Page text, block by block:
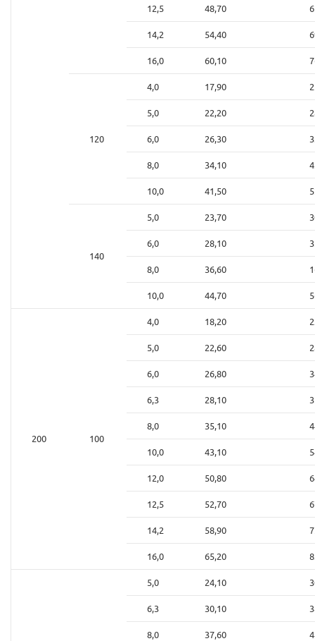
12,5 48,70
14,2 54,40
16,0 60,10
120
4,0 17,90
5,0 22,20
6,0 26,30
8,0 34,10
10,0 41,50
140
5,0 23,70
6,0 28,10
8,0 36,60
10,0 44,70
200 100
4,0 18,20
5,0 22,60
6,0 26,80
6,3 28,10
8,0 35,10
10,0 43,10
12,0 50,80
12,5 52,70
14,2 58,90
16,0 65,20
5,0 24,10
6,3 30,10
8,0 37,60